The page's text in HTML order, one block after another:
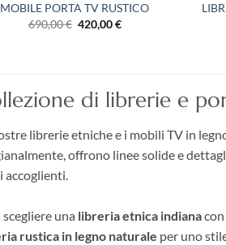
MOBILE PORTA TV RUSTICO
690,00€ Il
prezzo
420,00€Il
di librerie e
librerie etniche e i mobili TV in
offrono linee solide e
accoglienti.
una libreria etnica indiana
rustica in legno naturale per uno